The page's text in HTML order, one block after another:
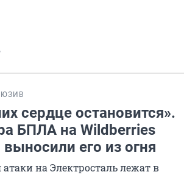
сердце остановится».
БПЛА на Wildberries
его из огня
на Электросталь лежат в